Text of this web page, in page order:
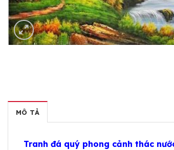
MÔ TẢ
Tranh đá quý phong cảnh thác